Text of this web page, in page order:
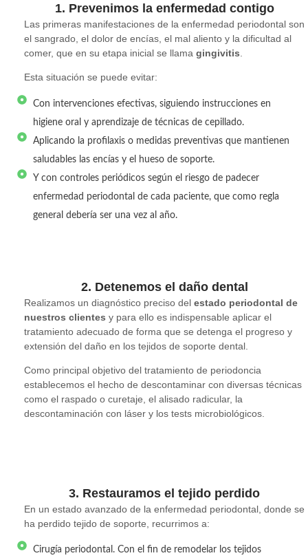
1. Prevenimos la enfermedad contigo
Las primeras manifestaciones de la enfermedad periodontal son
el sangrado, el dolor de encías, el mal aliento y la dificultad al
comer, que en su etapa inicial se llama gingivitis
Esta situación se puede evitar:
Con intervenciones efectivas, siguiendo instrucciones en
higiene oral y aprendizaje de técnicas de cepillado.
Aplicando la profilaxis o medidas preventivas que mantienen
saludables las encías y el hueso de soporte.
Y con controles periódicos según el riesgo de padecer
enfermedad periodontal de cada paciente, que como regla
general debería ser una vez al año.
2. Detenemos el daño dental
Realizamos un diagnóstico preciso del estado periodontal de
nuestros clientes y para ello es indispensable aplicar el
tratamiento adecuado de forma que se detenga el progreso y
extensión del daño en los tejidos de soporte dental.
Como principal objetivo del tratamiento de periodoncia
establecemos el hecho de descontaminar con diversas técnicas
como el raspado o curetaje, el alisado radicular, la
descontaminación con láser y los tests microbiológicos.
3. Restauramos el tejido perdido
En un estado avanzado de la enfermedad periodontal, donde se
ha perdido tejido de soporte, recurrimos a:
Cirugía periodontal. Con el fin de remodelar los tejidos